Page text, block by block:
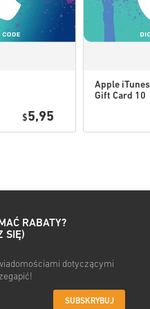
Obejrzyj krótki poradnik
• Wybierz produkt
Po wszystkim otrzymasz e-
W przypadku niektórych
$5,95
Apple iTunes
Gift Card 10
RABATY?
SIĘ)
dotyczącymi
SUBSKRYBUJ